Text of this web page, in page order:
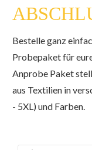
Bestelle ganz
Probepaket für
Anprobe Paket
aus Textilien in
- 5XL) und Farben.